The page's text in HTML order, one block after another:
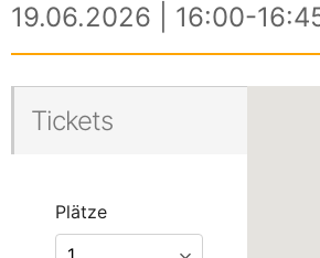
19.06.2026 | 16:00-
Tickets
Plätze